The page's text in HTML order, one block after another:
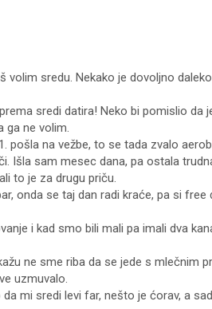
volim sredu. Nekako je dovoljno
sredi datira! Neko bi pomislio da
ga ne volim.
pošla na vežbe, to se tada zvalo
Išla sam mesec dana, pa ostala
to je za drugu priču.
onda se taj dan radi kraće, pa si
i kad smo bili mali pa imali dva
ne sme riba da se jede s mlečnim
uzmuvalo.
mi sredi levi far, nešto je ćorav, a